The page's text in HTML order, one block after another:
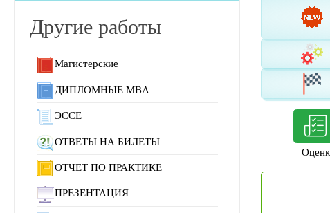
Другие работы
Магистерские
ДИПЛОМНЫЕ MBA
ЭССЕ
ОТВЕТЫ НА БИЛЕТЫ
ОТЧЕТ ПО ПРАКТИКЕ
ПРЕЗЕНТАЦИЯ